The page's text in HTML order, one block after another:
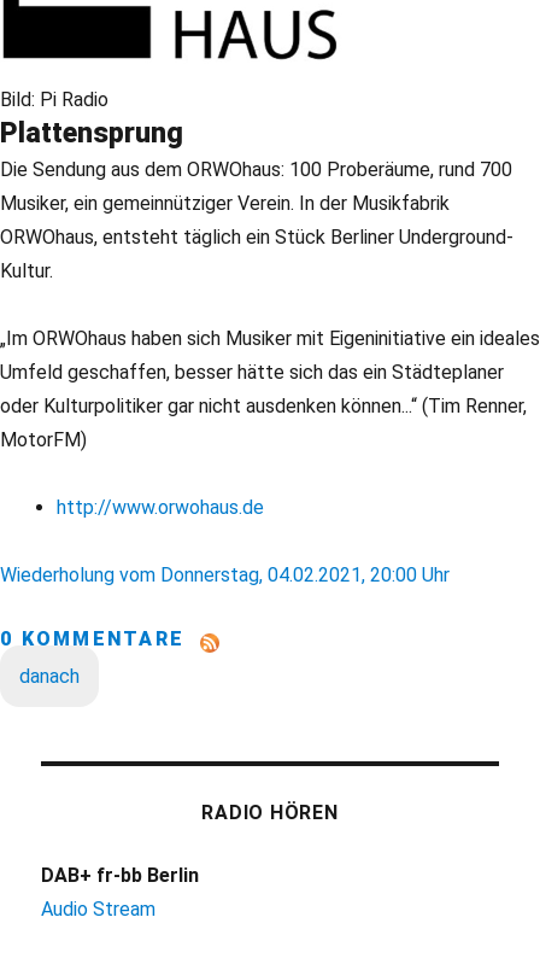
Bild: Pi Radio
Plattensprung
Die Sendung aus dem ORWOhaus: 100 Proberäume, rund 700
Musiker, ein gemeinnütziger Verein. In der Musikfabrik
ORWOhaus, entsteht täglich ein Stück Berliner Underground-
Kultur.
„Im ORWOhaus haben sich Musiker mit Eigeninitiative ein ideales
Umfeld geschaffen, besser hätte sich das ein Städteplaner
oder Kulturpolitiker gar nicht ausdenken können...“ (Tim Renner,
MotorFM)
http://www.orwohaus.de
Wiederholung vom Donnerstag, 04.02.2021, 20:00 Uhr
0 KOMMENTARE
danach
RADIO HÖREN
DAB+ fr-bb Berlin
Audio Stream